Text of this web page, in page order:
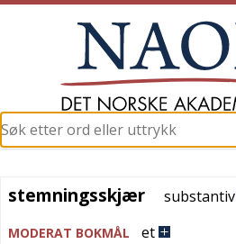
stemningsskjær
stemningsskjær substantiv
MODERAT BOKMÅL et